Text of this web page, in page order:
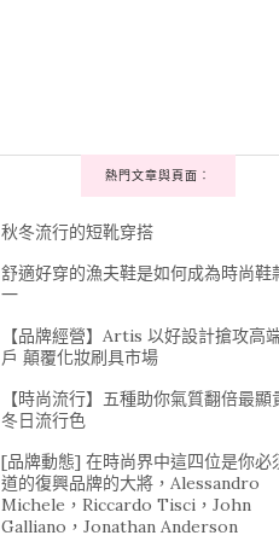
熱門文章與頁面︰
秋冬流行的短靴穿搭
舒適好穿的漁夫鞋是如何成為時尚鞋
一
【品牌經營】Artis 以好設計搶攻高
戶 顛覆化妝刷具市場
【時尚流行】五種助你氣質翻倍最顯
冬日流行色
[品牌動態] 在時尚界中這四位是你必
道的復興品牌的大將，Alessandro
Michele，Riccardo Tisci，John
Galliano，Jonathan Anderson